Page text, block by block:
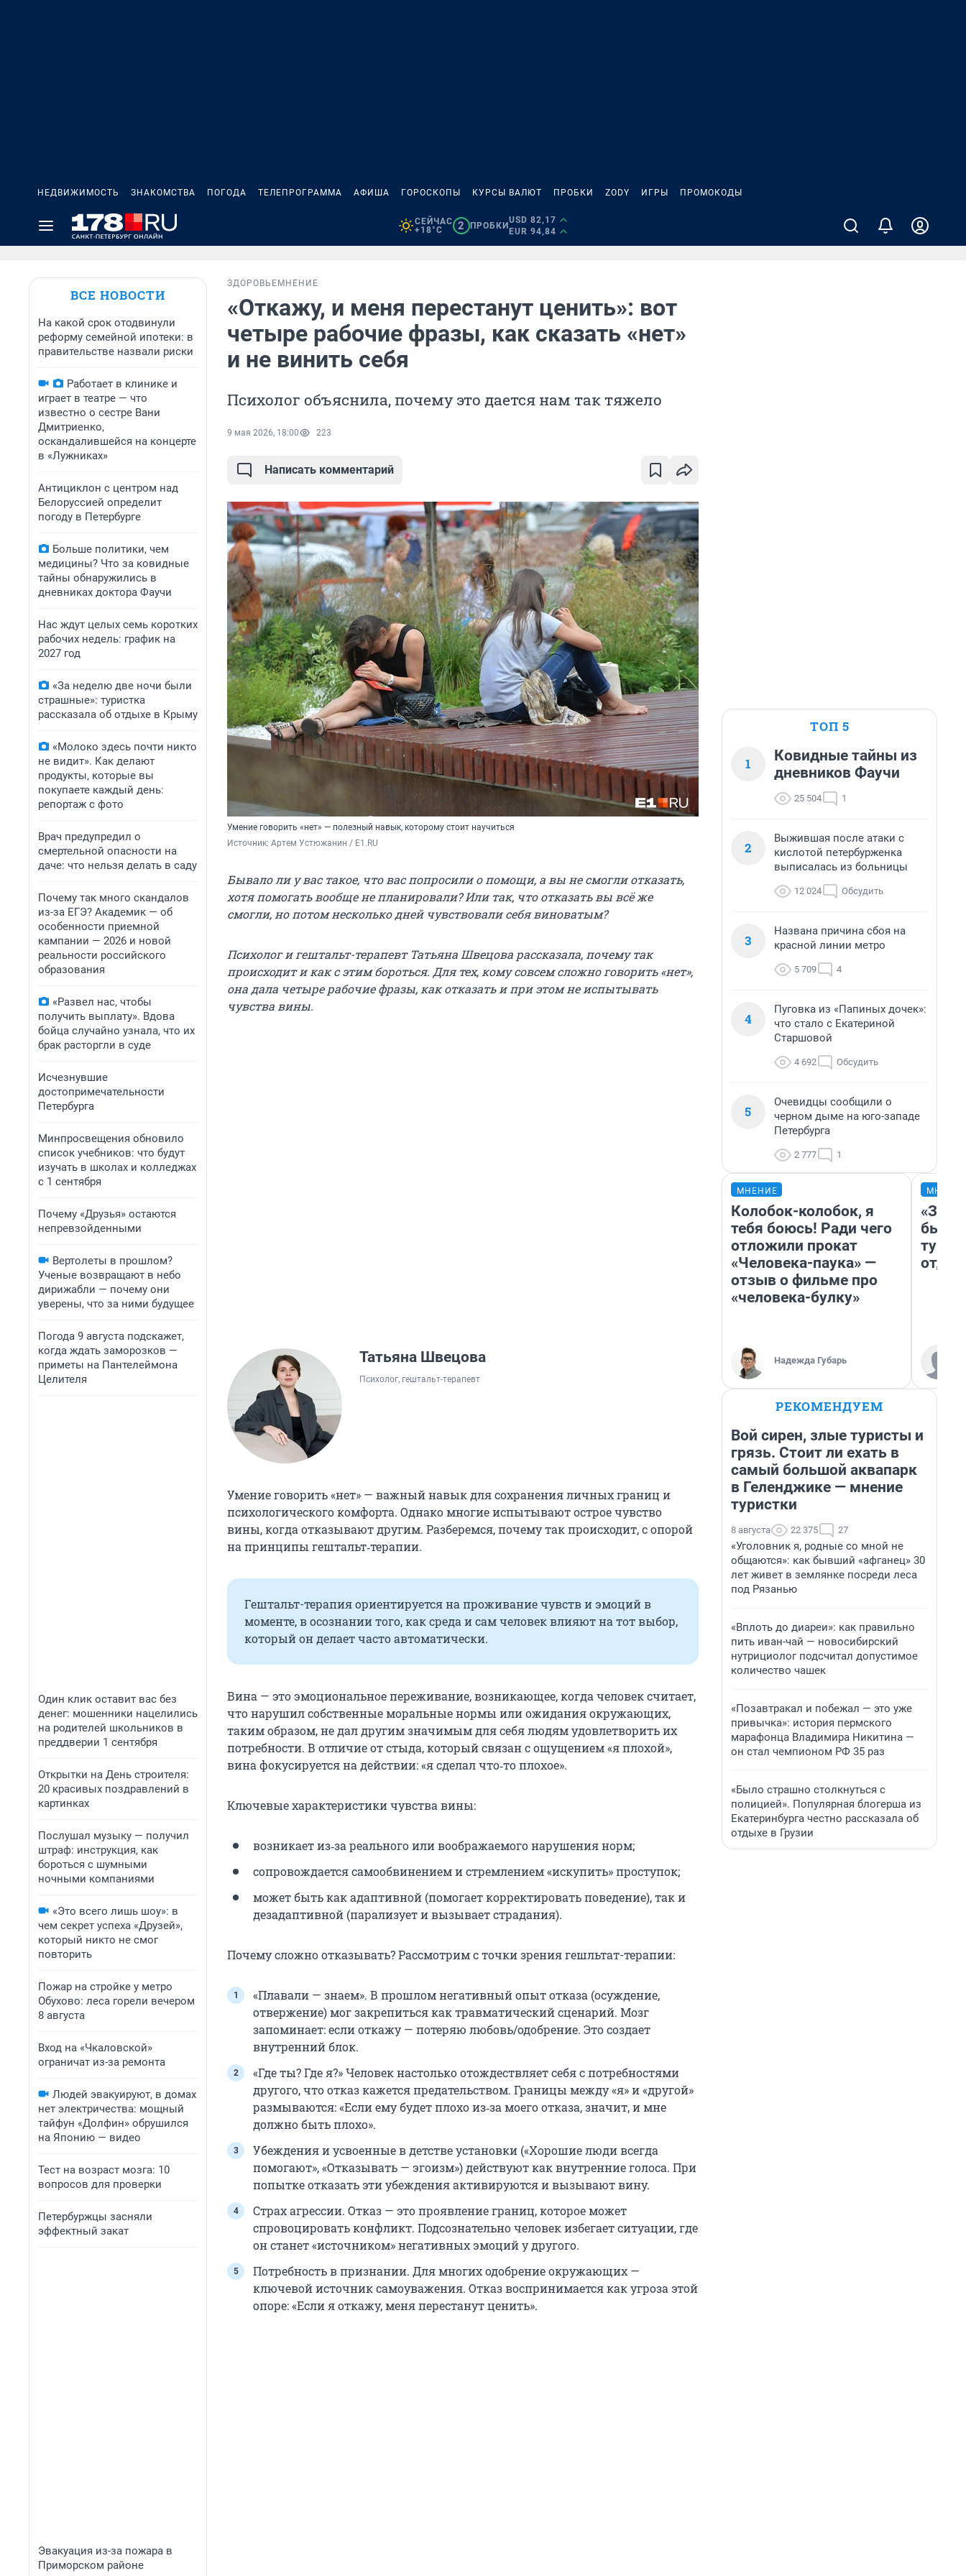
НЕДВИЖИМОСТЬ ЗНАКОМСТВА ПОГОДА ТЕЛЕПРОГРАММА АФИША ГОРОСКОПЫ КУРСЫ ВАЛЮТ ПРОБКИ ZODY ИГРЫ ПРОМОКОДЫ
СЕЙЧАС
+18°C
2 ПРОБКИ
USD 82,17
EUR 94,84
ВСЕ НОВОСТИ
На какой срок отодвинули
реформу семейной ипотеки: в
правительстве назвали риски
Работает в клинике и
играет в театре — что
известно о сестре Вани
Дмитриенко,
оскандалившейся на концерте
в «Лужниках»
Антициклон с центром над
Белоруссией определит
погоду в Петербурге
Больше политики, чем
медицины? Что за ковидные
тайны обнаружились в
дневниках доктора Фаучи
Нас ждут целых семь коротких
рабочих недель: график на
2027 год
«За неделю две ночи были
страшные»: туристка
рассказала об отдыхе в Крыму
«Молоко здесь почти никто
не видит». Как делают
продукты, которые вы
покупаете каждый день:
репортаж с фото
Врач предупредил о
смертельной опасности на
даче: что нельзя делать в саду
Почему так много скандалов
из-за ЕГЭ? Академик — об
особенности приемной
кампании — 2026 и новой
реальности российского
образования
«Развел нас, чтобы
получить выплату». Вдова
бойца случайно узнала, что их
брак расторгли в суде
Исчезнувшие
достопримечательности
Петербурга
Минпросвещения обновило
список учебников: что будут
изучать в школах и колледжах
с 1 сентября
Почему «Друзья» остаются
непревзойденными
Вертолеты в прошлом?
Ученые возвращают в небо
дирижабли — почему они
уверены, что за ними будущее
Погода 9 августа подскажет,
когда ждать заморозков —
приметы на Пантелеймона
Целителя
Один клик оставит вас без
денег: мошенники нацелились
на родителей школьников в
преддверии 1 сентября
Открытки на День строителя:
20 красивых поздравлений в
картинках
Послушал музыку — получил
штраф: инструкция, как
бороться с шумными
ночными компаниями
«Это всего лишь шоу»: в
чем секрет успеха «Друзей»,
который никто не смог
повторить
Пожар на стройке у метро
Обухово: леса горели вечером
8 августа
Вход на «Чкаловской»
ограничат из-за ремонта
Людей эвакуируют, в домах
нет электричества: мощный
тайфун «Долфин» обрушился
на Японию — видео
Тест на возраст мозга: 10
вопросов для проверки
Петербуржцы засняли
эффектный закат
Эвакуация из-за пожара в
Приморском районе
ЗДОРОВЬЕ МНЕНИЕ
«Откажу, и меня перестанут ценить»: вот
четыре рабочие фразы, как сказать «нет»
и не винить себя
Психолог объяснила, почему это дается нам так тяжело
9 мая 2026, 18:00 223
Написать комментарий
Умение говорить «нет» — полезный навык, которому стоит научиться
Источник: Артем Устюжанин / E1.RU
Бывало ли у вас такое, что вас попросили о помощи, а вы не смогли отказать,
хотя помогать вообще не планировали? Или так, что отказать вы всё же
смогли, но потом несколько дней чувствовали себя виноватым?
Психолог и гештальт-терапевт Татьяна Швецова рассказала, почему так
происходит и как с этим бороться. Для тех, кому совсем сложно говорить «нет»,
она дала четыре рабочие фразы, как отказать и при этом не испытывать
чувства вины.
Татьяна Швецова
Психолог, гештальт-терапевт
Умение говорить «нет» — важный навык для сохранения личных границ и
психологического комфорта. Однако многие испытывают острое чувство
вины, когда отказывают другим. Разберемся, почему так происходит, с опорой
на принципы гештальт‑терапии.
Гештальт-терапия ориентируется на проживание чувств и эмоций в
моменте, в осознании того, как среда и сам человек влияют на тот выбор,
который он делает часто автоматически.
Вина — это эмоциональное переживание, возникающее, когда человек считает,
что нарушил собственные моральные нормы или ожидания окружающих,
таким образом, не дал другим значимым для себя людям удовлетворить их
потребности. В отличие от стыда, который связан с ощущением «я плохой»,
вина фокусируется на действии: «я сделал что‑то плохое».
Ключевые характеристики чувства вины:
возникает из‑за реального или воображаемого нарушения норм;
сопровождается самообвинением и стремлением «искупить» проступок;
может быть как адаптивной (помогает корректировать поведение), так и
дезадаптивной (парализует и вызывает страдания).
Почему сложно отказывать? Рассмотрим с точки зрения гешльтат-терапии:
«Плавали — знаем». В прошлом негативный опыт отказа (осуждение,
отвержение) мог закрепиться как травматический сценарий. Мозг
запоминает: если откажу — потеряю любовь/одобрение. Это создает
внутренний блок.
«Где ты? Где я?» Человек настолько отождествляет себя с потребностями
другого, что отказ кажется предательством. Границы между «я» и «другой»
размываются: «Если ему будет плохо из‑за моего отказа, значит, и мне
должно быть плохо».
Убеждения и усвоенные в детстве установки («Хорошие люди всегда
помогают», «Отказывать — эгоизм») действуют как внутренние голоса. При
попытке отказать эти убеждения активируются и вызывают вину.
Страх агрессии. Отказ — это проявление границ, которое может
спровоцировать конфликт. Подсознательно человек избегает ситуации, где
он станет «источником» негативных эмоций у другого.
Потребность в признании. Для многих одобрение окружающих —
ключевой источник самоуважения. Отказ воспринимается как угроза этой
опоре: «Если я откажу, меня перестанут ценить».
ТОП 5
1
Ковидные тайны из
дневников Фаучи
25 504 1
2
Выжившая после атаки с
кислотой петербурженка
выписалась из больницы
12 024 Обсудить
3
Названа причина сбоя на
красной линии метро
5 709 4
4
Пуговка из «Папиных дочек»:
что стало с Екатериной
Старшовой
4 692 Обсудить
5
Очевидцы сообщили о
черном дыме на юго-западе
Петербурга
2 777 1
МНЕНИЕ
Колобок-колобок, я
тебя боюсь! Ради чего
отложили прокат
«Человека-паука» —
отзыв о фильме про
«человека-булку»
Надежда Губарь
«За
были
РЕКОМЕНДУЕМ
Вой сирен, злые туристы и
грязь. Стоит ли ехать в
самый большой аквапарк
в Геленджике — мнение
туристки
8 августа 22 375 27
«Уголовник я, родные со мной не
общаются»: как бывший «афганец» 30
лет живет в землянке посреди леса
под Рязанью
«Вплоть до диареи»: как правильно
пить иван-чай — новосибирский
нутрициолог подсчитал допустимое
количество чашек
«Позавтракал и побежал — это уже
привычка»: история пермского
марафонца Владимира Никитина —
он стал чемпионом РФ 35 раз
«Было страшно столкнуться с
полицией». Популярная блогерша из
Екатеринбурга честно рассказала об
отдыхе в Грузии